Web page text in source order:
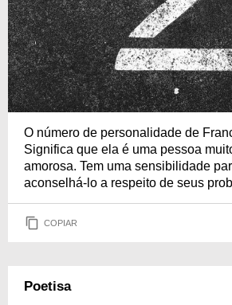
O número de personalidade de
Significa que ela é uma pessoa
amorosa. Tem uma sensibilidade
aconselhá-lo a respeito de seus
COPIAR
Poetisa